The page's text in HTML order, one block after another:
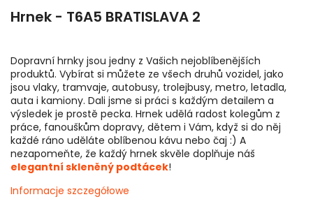
Hrnek - T6A5 BRATISLAVA 2
Dopravní hrnky jsou jedny z Vašich nejoblíbenějších
produktů. Vybírat si můžete ze všech druhů vozidel, jako
jsou vlaky, tramvaje, autobusy, trolejbusy, metro, letadla,
auta i kamiony. Dali jsme si práci s každým detailem a
výsledek je prostě pecka. Hrnek udělá radost kolegům z
práce, fanouškům dopravy, dětem i Vám, když si do něj
každé ráno uděláte oblíbenou kávu nebo čaj :) A
nezapomeňte, že každý hrnek skvěle doplňuje náš
elegantní skleněný podtácek!
Informacje szczegółowe